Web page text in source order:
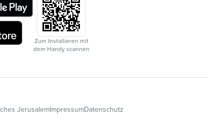
Zum Installieren mit
dem Handy scannen
JerusalemImpressumDatenschutz